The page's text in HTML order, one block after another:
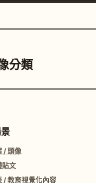
分類
/ 頭像
貼文
/ 教育視覺化內容